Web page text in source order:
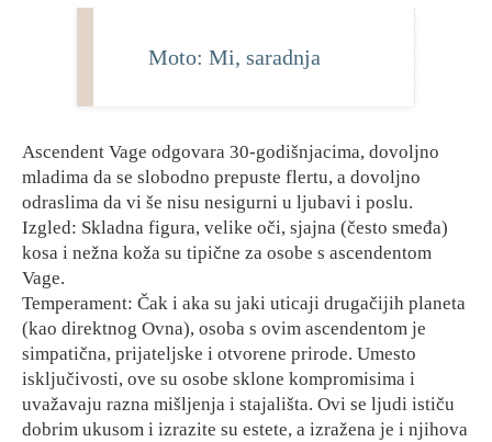
Moto: Mi, saradnja
Ascendent Vage odgovara 30-godišnjacima, dovoljno
mladima da se slobodno prepuste flertu, a dovoljno
odraslima da vi še nisu nesigurni u ljubavi i poslu.
Izgled: Skladna figura, velike oči, sjajna (često smeđa)
kosa i nežna koža su tipične za osobe s ascendentom
Vage.
Temperament: Čak i aka su jaki uticaji drugačijih planeta
(kao direktnog Ovna), osoba s ovim ascendentom je
simpatična, prijateljske i otvorene prirode. Umesto
isključivosti, ove su osobe sklone kompromisima i
uvažavaju razna mišljenja i stajališta. Ovi se ljudi ističu
dobrim ukusom i izrazite su estete, a izražena je i njihova